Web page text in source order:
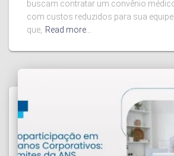
buscam contratar um convênio
com custos reduzidos para sua
que, Read more…